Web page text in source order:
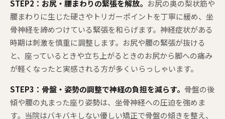
STEP2：お尻・腰まわりの緊張を解放。 お尻の奥の梨状筋や
腰まわりに生じた硬さやトリガーポイントを丁寧に緩め、坐
骨神経を締めつけている緊張を和らげます。神経症状がある
時期は刺激を慎重に調整します。お尻や腰の緊張が抜ける
と、座っているときや立ち上がるときのお尻から脚への痛み
が軽くなったと実感される方が多くいらっしゃいます。
STEP3：骨盤・姿勢の調整で神経の負担を減らす。 骨盤の後
傾や腰の丸まった座り姿勢は、坐骨神経への圧迫を強めま
す。当院はバキバキしない優しい矯正で骨盤の傾きを整え、